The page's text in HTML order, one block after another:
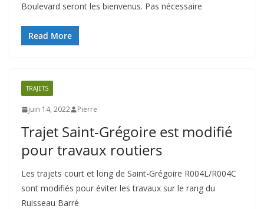
Boulevard seront les bienvenus. Pas nécessaire
Read More
TRAJETS
juin 14, 2022 Pierre
Trajet Saint-Grégoire est modifié
pour travaux routiers
Les trajets court et long de Saint-Grégoire R004L/R004C
sont modifiés pour éviter les travaux sur le rang du
Ruisseau Barré